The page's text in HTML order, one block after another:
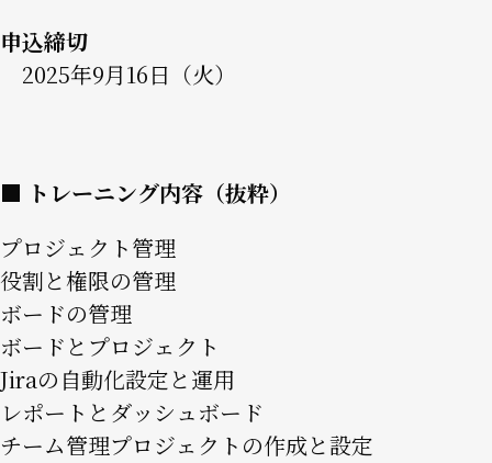
申込締切
2025年9月16日（火）
■ トレーニング内容（抜粋）
プロジェクト管理
役割と権限の管理
ボードの管理
ボードとプロジェクト
Jiraの自動化設定と運用
レポートとダッシュボード
チーム管理プロジェクトの作成と設定